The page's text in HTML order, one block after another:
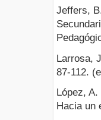
Jeffers,
Larrosa,
87-112.
López,
Hacia un